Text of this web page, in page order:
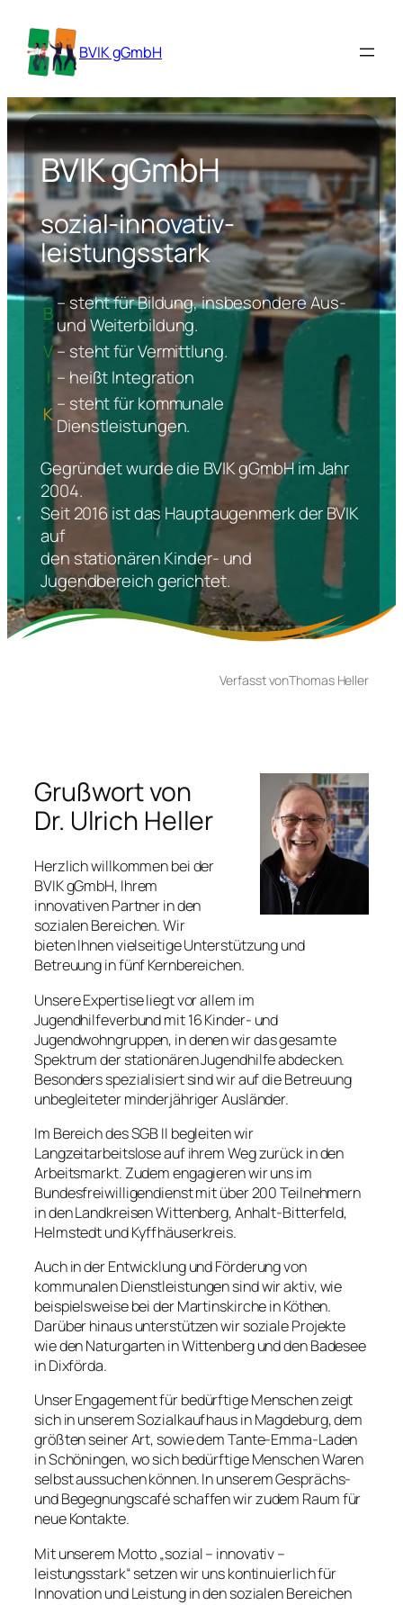
BVIK gGmbH
BVIK gGmbH
sozial-innovativ-
leistungsstark
B– steht für Bildung, insbesondere Aus-
und Weiterbildung.
V– steht für Vermittlung.
I – heißt Integration
K– steht für kommunale
Dienstleistungen.
Gegründet wurde die BVIK gGmbH im Jahr
2004.
Seit 2016 ist das Hauptaugenmerk der BVIK
auf
den stationären Kinder- und
Jugendbereich gerichtet.
Verfasst vonThomas Heller
Grußwort von
Dr. Ulrich Heller
Herzlich willkommen bei der
BVIK gGmbH, Ihrem
innovativen Partner in den
sozialen Bereichen. Wir
bieten Ihnen vielseitige Unterstützung und
Betreuung in fünf Kernbereichen.
Unsere Expertise liegt vor allem im
Jugendhilfeverbund mit 16 Kinder- und
Jugendwohngruppen, in denen wir das gesamte
Spektrum der stationären Jugendhilfe abdecken.
Besonders spezialisiert sind wir auf die Betreuung
unbegleiteter minderjähriger Ausländer.
Im Bereich des SGB II begleiten wir
Langzeitarbeitslose auf ihrem Weg zurück in den
Arbeitsmarkt. Zudem engagieren wir uns im
Bundesfreiwilligendienst mit über 200 Teilnehmern
in den Landkreisen Wittenberg, Anhalt-Bitterfeld,
Helmstedt und Kyffhäuserkreis.
Auch in der Entwicklung und Förderung von
kommunalen Dienstleistungen sind wir aktiv, wie
beispielsweise bei der Martinskirche in Köthen.
Darüber hinaus unterstützen wir soziale Projekte
wie den Naturgarten in Wittenberg und den Badesee
in Dixförda.
Unser Engagement für bedürftige Menschen zeigt
sich in unserem Sozialkaufhaus in Magdeburg, dem
größten seiner Art, sowie dem Tante-Emma-Laden
in Schöningen, wo sich bedürftige Menschen Waren
selbst aussuchen können. In unserem Gesprächs-
und Begegnungscafé schaffen wir zudem Raum für
neue Kontakte.
Mit unserem Motto „sozial – innovativ –
leistungsstark“ setzen wir uns kontinuierlich für
Innovation und Leistung in den sozialen Bereichen